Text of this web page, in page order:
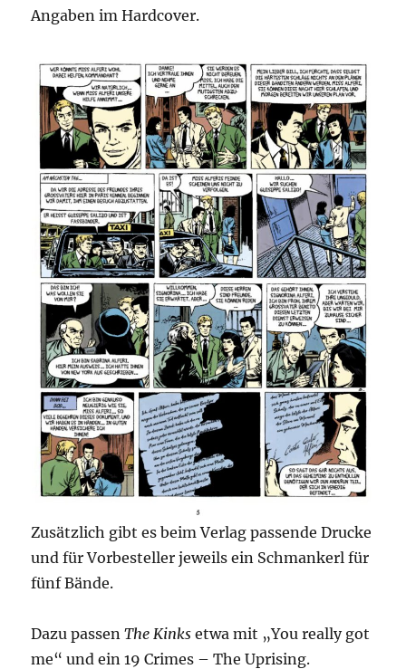
Angaben im Hardcover.
Zusätzlich gibt es beim Verlag passende Drucke
und für Vorbesteller jeweils ein Schmankerl für
fünf Bände.
Dazu passenThe Kinks etwa mit „You really got
me“ und ein 19 Crimes – The Uprising.